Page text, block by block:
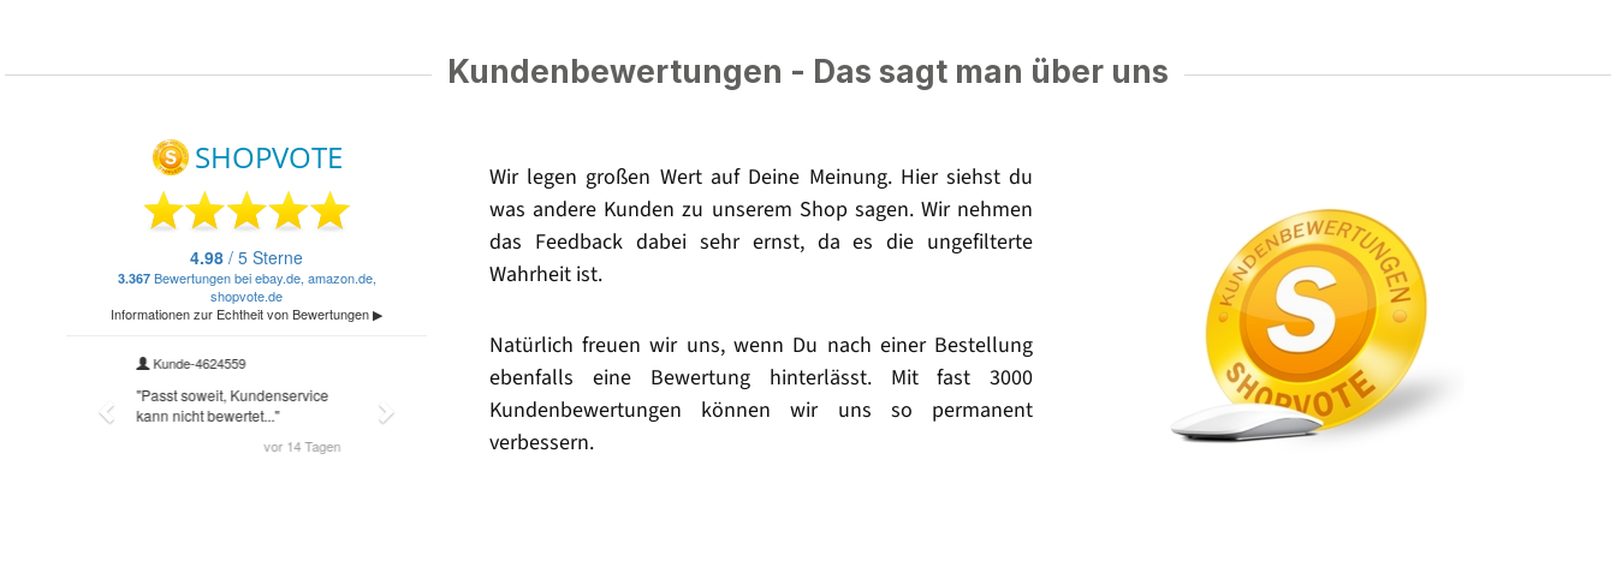
Kundenbewertungen - Das sagt man über uns
Wir legen großen Wert auf Deine Meinung. Hier siehst du
was andere Kunden zu unserem Shop sagen. Wir nehmen
das Feedback dabei sehr ernst, da es die ungefilterte
Wahrheit ist.
Natürlich freuen wir uns, wenn Du nach einer Bestellung
ebenfalls eine Bewertung hinterlässt. Mit fast 3000
Kundenbewertungen können wir uns so permanent
verbessern.